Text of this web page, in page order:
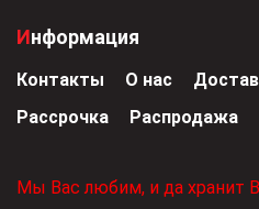
Информация
Контакты О нас
Рассрочка
Распродажа
Мы Вас любим, и да хранит